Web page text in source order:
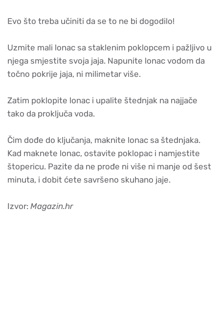
Evo što treba učiniti da se to ne bi dogodilo!
Uzmite mali lonac sa staklenim poklopcem i pažljivo u
njega smjestite svoja jaja. Napunite lonac vodom da
točno pokrije jaja, ni milimetar više.
Zatim poklopite lonac i upalite štednjak na najjače
tako da proključa voda.
Čim dođe do ključanja, maknite lonac sa štednjaka.
Kad maknete lonac, ostavite poklopac i namjestite
štopericu. Pazite da ne prođe ni više ni manje od šest
minuta, i dobit ćete savršeno skuhano jaje.
Izvor: Magazin.hr